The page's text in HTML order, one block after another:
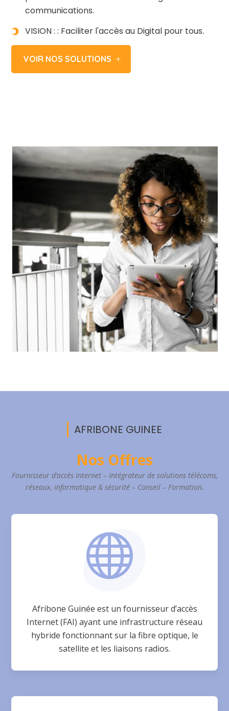
communications.
 VISION : : Faciliter l'accès au Digital pour tous.
VOIR NOS SOLUTIONS
AFRIBONE GUINEE
Nos Offres
Fournisseur d’accès Internet – Intégrateur de solutions télécoms,
réseaux, informatique & sécurité – Conseil – Formation.

Afribone Guinée est un fournisseur d’accès
Internet (FAI) ayant une infrastructure réseau
hybride fonctionnant sur la fibre optique, le
satellite et les liaisons radios.